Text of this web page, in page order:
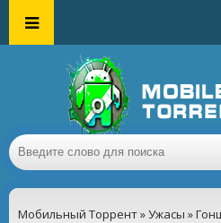
Мобильный Торрент»Ужасы »